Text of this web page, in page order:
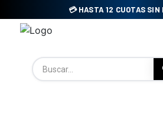
to
content
💳 HASTA 12 CUOTAS SIN